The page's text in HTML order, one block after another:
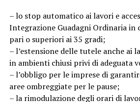
– lo stop automatico ai lavori e
Integrazione Guadagni Ordinaria in
pari o superiori ai 35 gradi;
– l’estensione delle tutele anche ai
in ambienti chiusi privi di adeguata
– l’obbligo per le imprese di
aree ombreggiate per le pause;
– la rimodulazione degli orari di